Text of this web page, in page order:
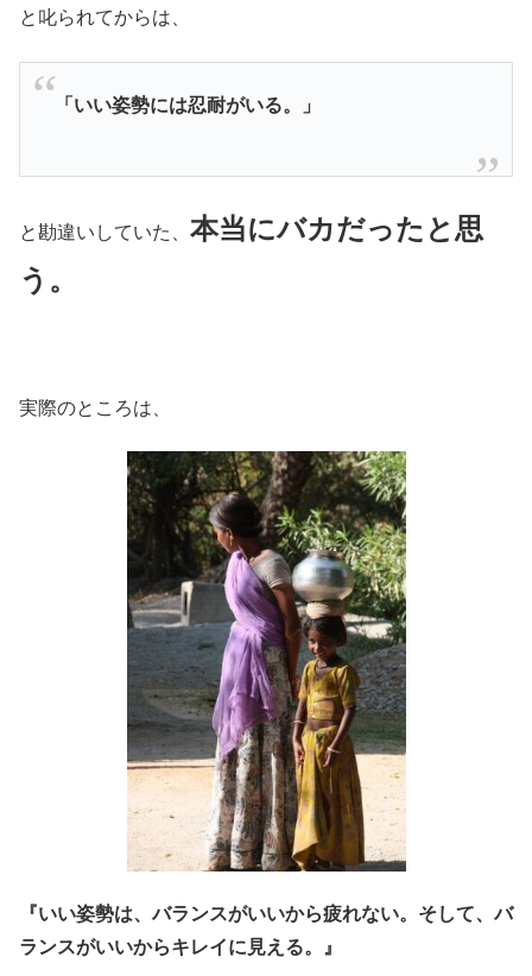
と叱られてからは、
「いい姿勢には忍耐がいる。」
と勘違いしていた、 本当にバカだったと思
う。
実際のところは、
『いい姿勢は、バランスがいいから疲れない。そして、バ
ランスがいいからキレイに見える。』